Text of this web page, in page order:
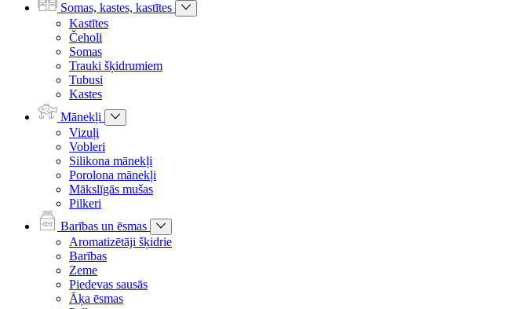
Somas, kastes, kastītes
Kastītes
Čeholi
Somas
Trauki šķidrumiem
Tubusi
Kastes
Mānekļi
Vizuļi
Vobleri
Silikona mānekļi
Porolona mānekļi
Mākslīgās mušas
Pilkeri
Barības un ēsmas
Aromatizētāji šķidrie
Barības
Zeme
Piedevas sausās
Āķa ēsmas